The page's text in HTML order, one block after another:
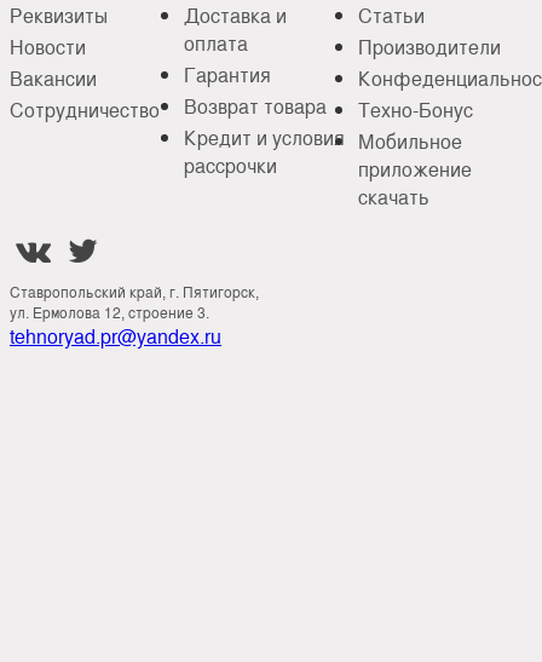
Реквизиты
Новости
Вакансии
Сотрудничество
Доставка и
оплата
Гарантия
Возврат товара
Кредит и условия
рассрочки
Статьи
Производители
Техно-Бонус
Мобильное
приложение
скачать
 
Ставропольский край, г. Пятигорск,
ул. Ермолова 12, строение 3.
tehnoryad.pr@yandex.ru